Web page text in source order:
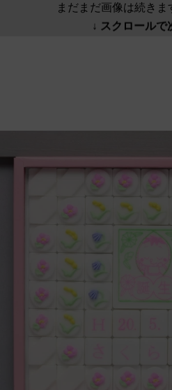
まだまだ画像は続きま
↓ スクロールで